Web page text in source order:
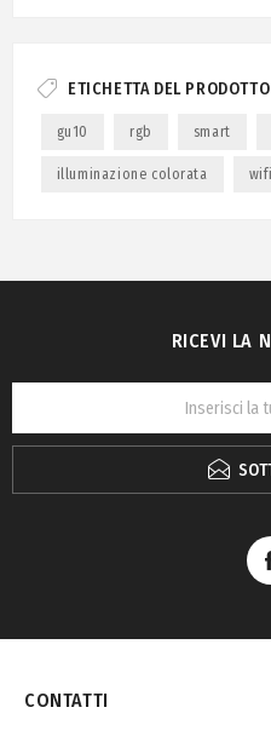
ETICHETTA DEL PRODOTTO
gu10 rgb smart
illuminazione colorata wifi
RICEVI LA
CONTATTI